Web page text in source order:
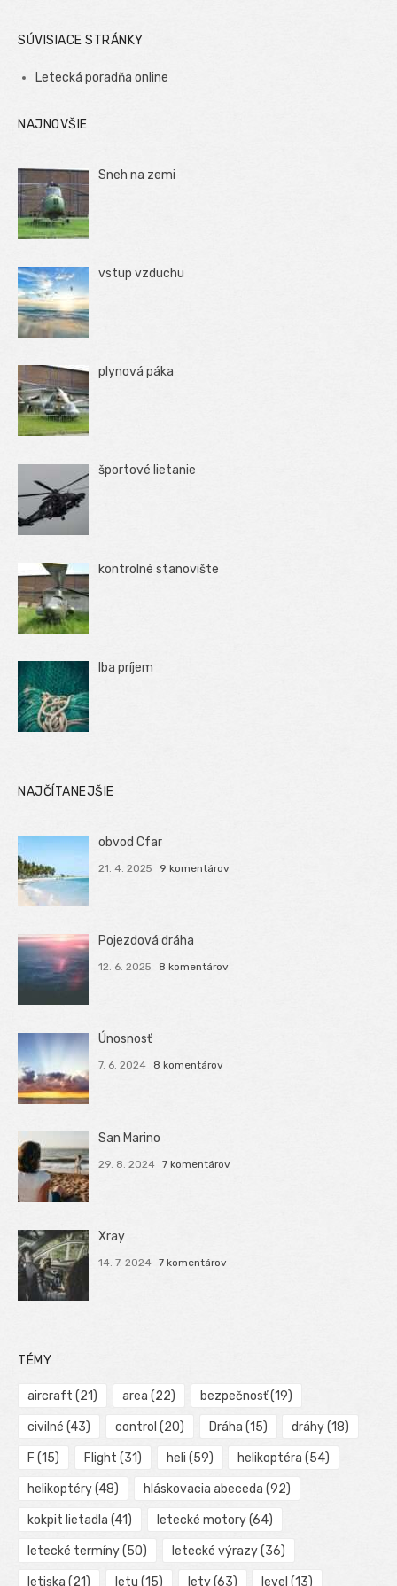
SÚVISIACE STRÁNKY
Letecká poradňa online
NAJNOVŠIE
Sneh na zemi
vstup vzduchu
plynová páka
športové lietanie
kontrolné stanovište
Iba príjem
NAJČÍTANEJŠIE
obvod Cfar
21. 4. 2025 9 komentárov
Pojezdová dráha
12. 6. 2025 8 komentárov
Únosnosť
7. 6. 2024 8 komentárov
San Marino
29. 8. 2024 7 komentárov
Xray
14. 7. 2024 7 komentárov
TÉMY
aircraft (21) area (22) bezpečnosť(19)
civilné (43) control (20) Dráha (15) dráhy(18)
F (15) Flight (31) heli (59) helikoptéra (54)
helikoptéry(48) hláskovacia abeceda (92)
kokpit lietadla (41) letecké motory(64)
letecké termíny(50) letecké výrazy(36)
letiska (21) letu (15) lety(63) level (13)